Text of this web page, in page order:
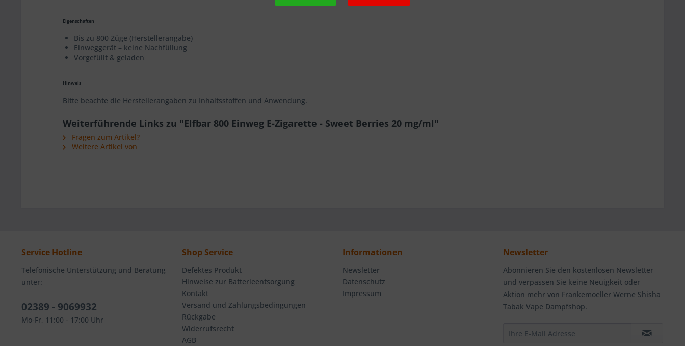
Eigenschaften
Bis zu 800 Züge (Herstellerangabe)
Einweggerät – keine Nachfüllung
Vorgefüllt & geladen
Hinweis
Bitte beachte die Herstellerangaben zu Inhaltsstoffen und Anwendung.
Weiterführende Links zu "Elfbar 800 Einweg E-Zigarette - Sweet Berries 20 mg/ml"
Fragen zum Artikel?
Weitere Artikel von _
Service Hotline
Telefonische Unterstützung und Beratung
unter:
02389 - 9069932
Mo-Fr, 11:00 - 17:00 Uhr
Shop Service
Defektes Produkt
Hinweise zur Batterieentsorgung
Kontakt
Versand und Zahlungsbedingungen
Rückgabe
Widerrufsrecht
AGB
Informationen
Newsletter
Datenschutz
Impressum
Newsletter
Abonnieren Sie den kostenlosen Newsletter
und verpassen Sie keine Neuigkeit oder
Aktion mehr von Frankemoeller Werne Shisha
Tabak Vape Dampfshop.